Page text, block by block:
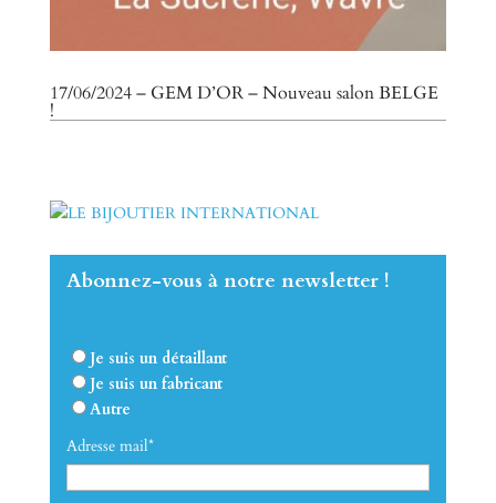
17/06/2024 – GEM D’OR – Nouveau salon BELGE
!
Abonnez-vous à notre newsletter !
Je suis un détaillant
Je suis un fabricant
Autre
Adresse mail*